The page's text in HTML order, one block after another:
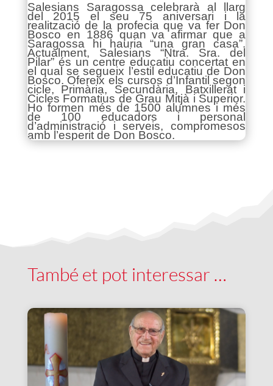
Salesians Saragossa celebrarà al llarg
del 2015 el seu 75 aniversari i la
realització de la profecia que va fer Don
Bosco en 1886 quan va afirmar que a
Saragossa hi hauria “una gran casa”.
Actualment, Salesians “Ntra. Sra. del
Pilar” és un centre educatiu concertat en
el qual se segueix l’estil educatiu de Don
Bosco. Ofereix els cursos d’Infantil segon
cicle, Primària, Secundària, Batxillerat i
Cicles Formatius de Grau Mitjà i Superior.
Ho formen més de 1500 alumnes i més
de 100 educadors i personal
d’administració i serveis, compromesos
amb l’esperit de Don Bosco.
També et pot interessar …